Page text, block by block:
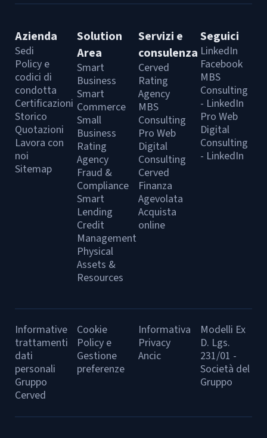
Azienda
Sedi
Policy e
codici di
condotta
Certificazioni
Storico
Quotazioni
Lavora con
noi
Sitemap
Solution
Area
Smart
Business
Smart
Commerce
Small
Business
Rating
Agency
Fraud &
Compliance
Smart
Lending
Credit
Management
Physical
Assets &
Resources
Servizi e
consulenza
Cerved
Rating
Agency
MBS
Consulting
Pro Web
Digital
Consulting
Cerved
Finanza
Agevolata
Acquista
online
Seguici
LinkedIn
Facebook
MBS
Consulting
- LinkedIn
Pro Web
Digital
Consulting
- LinkedIn
Informative
trattamenti
dati
personali
Gruppo
Cerved
Cookie
Policy e
Gestione
preferenze
Informativa
Privacy
Ancic
Modelli Ex
D. Lgs.
231/01 -
Società del
Gruppo